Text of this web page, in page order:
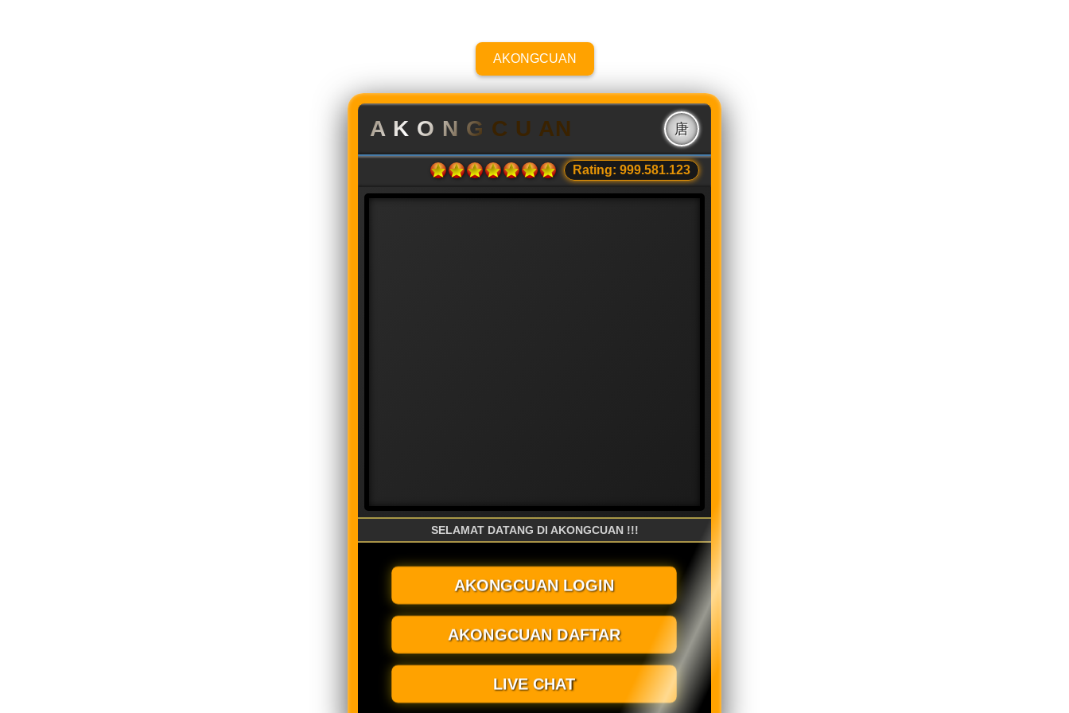
AKONGCUAN
A K O N G C U AN 唐
Rating: 999.581.123
SELAMAT DATANG DI AKONGCUAN !!!
AKONGCUAN LOGIN
AKONGCUAN DAFTAR
LIVE CHAT